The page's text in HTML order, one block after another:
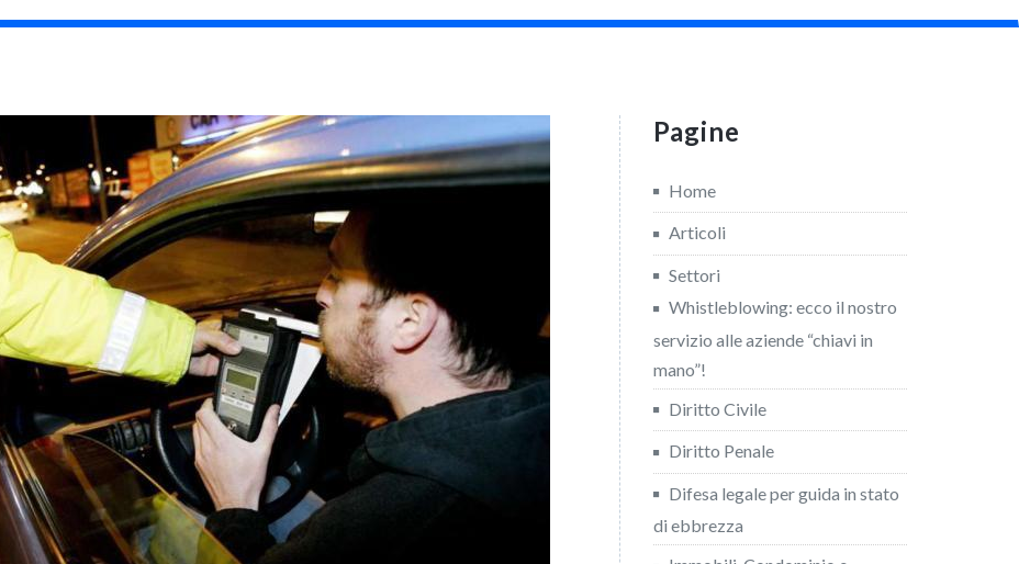
Pagine
Home
Articoli
Settori
Whistleblowing: ecco il nostro
servizio alle aziende “chiavi in
mano”!
Diritto Civile
Diritto Penale
Difesa legale per guida in stato
di ebbrezza